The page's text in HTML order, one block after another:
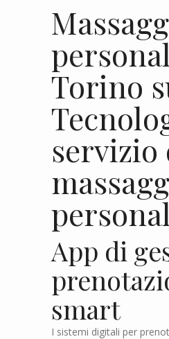
Torino
servizio
App di
smart
I sistemi digitali per